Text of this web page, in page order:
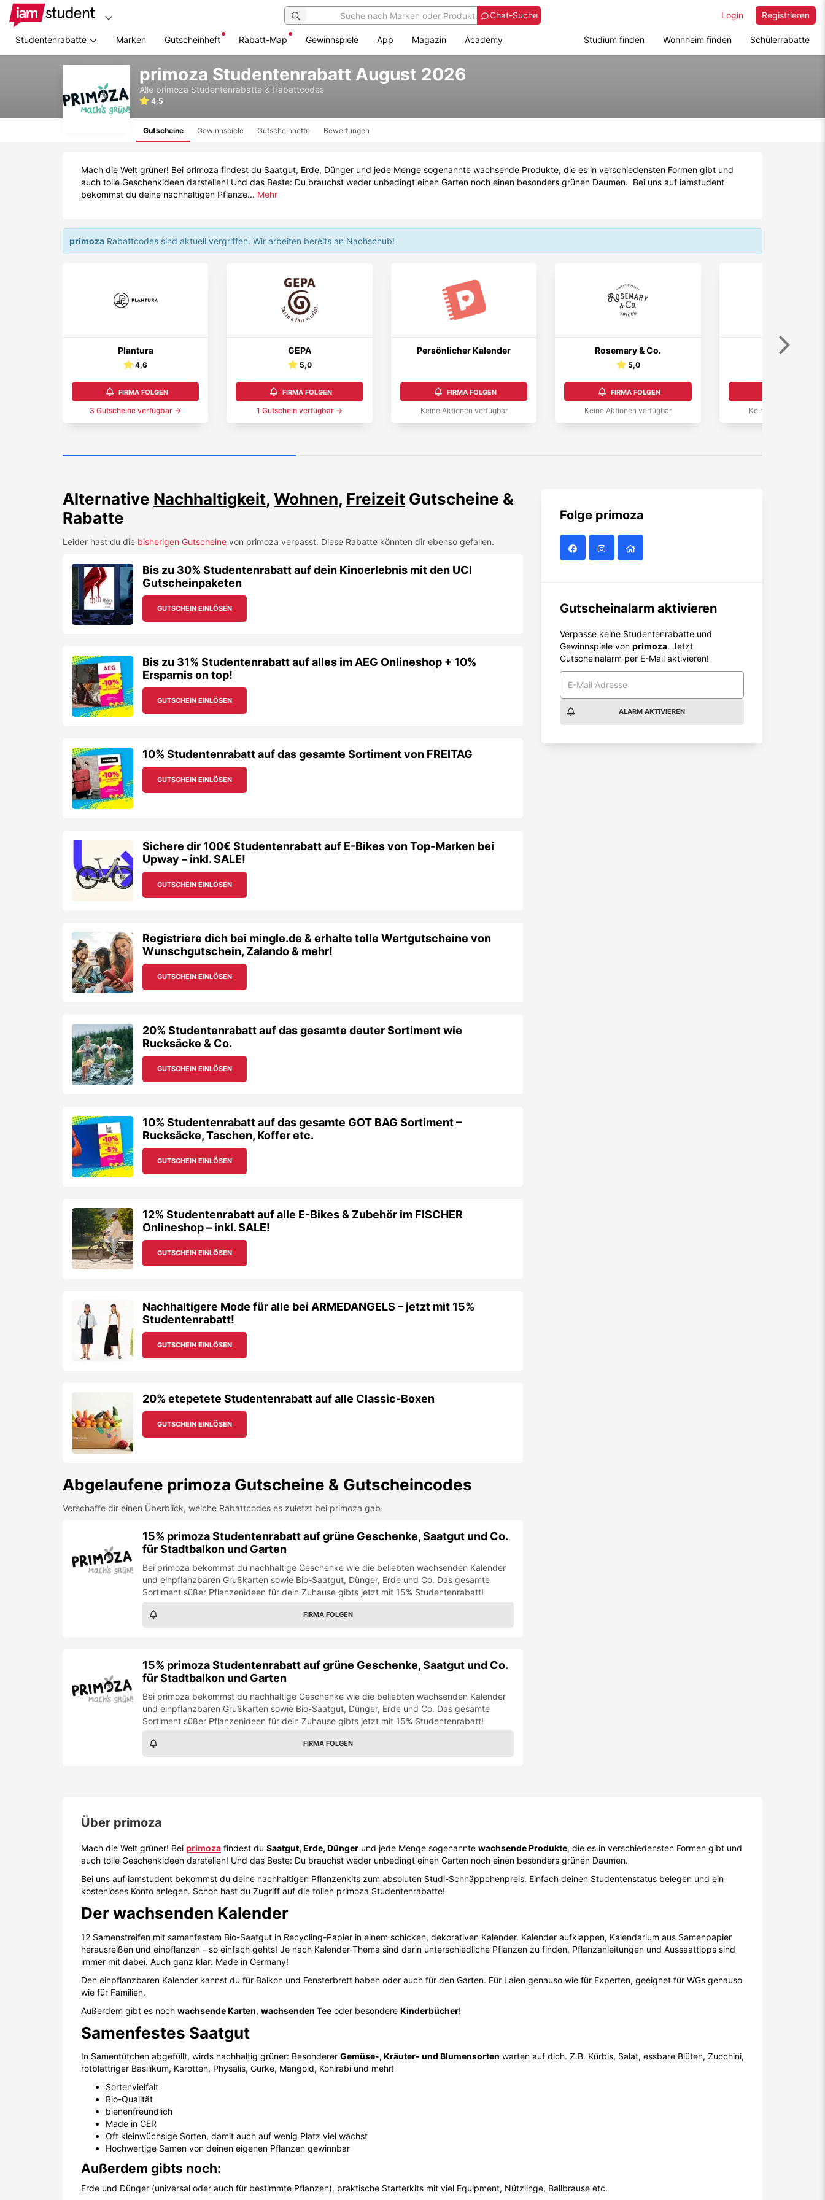
Chat-Suche Registrieren
Login
Studentenrabatte Marken Gutscheinheft Rabatt-Map Gewinnspiele App Magazin Academy Studium finden Wohnheim finden Schülerrabatte
primoza Studentenrabatt August 2026
Alle primoza Studentenrabatte & Rabattcodes
4,5
Gutscheine Gewinnspiele Gutscheinhefte Bewertungen
Mach die Welt grüner! Bei primoza findest du Saatgut, Erde, Dünger und jede Menge sogenannte wachsende Produkte, die es in verschiedensten Formen gibt und
auch tolle Geschenkideen darstellen! Und das Beste: Du brauchst weder unbedingt einen Garten noch einen besonders grünen Daumen. Bei uns auf iamstudent
bekommst du deine nachhaltigen Pflanze... Mehr
primoza Rabattcodes sind aktuell vergriffen. Wir arbeiten bereits an Nachschub!
Plantura
4,6
FIRMA FOLGEN
3Gutscheine verfügbar →
GEPA
5,0
FIRMA FOLGEN
1Gutschein verfügbar →
Persönlicher Kalender
FIRMA FOLGEN
Keine Aktionen verfügbar
Rosemary & Co.
5,0
FIRMA FOLGEN
Keine Aktionen verfügbar
Landgarten
Keine Aktionen
Alternative Nachhaltigkeit, Wohnen, Freizeit Gutscheine &
Rabatte
Leider hast du die bisherigen Gutscheine von primoza verpasst. Diese Rabatte könnten dir ebenso gefallen.
Bis zu 30% Studentenrabatt auf dein Kinoerlebnis mit den UCI
Gutscheinpaketen
GUTSCHEIN EINLÖSEN
Bis zu 31% Studentenrabatt auf alles im AEG Onlineshop + 10%
Ersparnis on top!
GUTSCHEIN EINLÖSEN
10% Studentenrabatt auf das gesamte Sortiment von FREITAG
GUTSCHEIN EINLÖSEN
Sichere dir 100€ Studentenrabatt auf E-Bikes von Top-Marken bei
Upway – inkl. SALE!
GUTSCHEIN EINLÖSEN
Registriere dich bei mingle.de & erhalte tolle Wertgutscheine von
Wunschgutschein, Zalando & mehr!
GUTSCHEIN EINLÖSEN
20% Studentenrabatt auf das gesamte deuter Sortiment wie
Rucksäcke & Co.
GUTSCHEIN EINLÖSEN
10% Studentenrabatt auf das gesamte GOT BAG Sortiment –
Rucksäcke, Taschen, Koffer etc.
GUTSCHEIN EINLÖSEN
12% Studentenrabatt auf alle E-Bikes & Zubehör im FISCHER
Onlineshop – inkl. SALE!
GUTSCHEIN EINLÖSEN
Nachhaltigere Mode für alle bei ARMEDANGELS – jetzt mit 15%
Studentenrabatt!
GUTSCHEIN EINLÖSEN
20% etepetete Studentenrabatt auf alle Classic-Boxen
GUTSCHEIN EINLÖSEN
Abgelaufene primoza Gutscheine & Gutscheincodes
Verschaffe dir einen Überblick, welche Rabattcodes es zuletzt bei primoza gab.
15% primoza Studentenrabatt auf grüne Geschenke, Saatgut und Co.
für Stadtbalkon und Garten
Bei primoza bekommst du nachhaltige Geschenke wie die beliebten wachsenden Kalender
und einpflanzbaren Grußkarten sowie Bio-Saatgut, Dünger, Erde und Co. Das gesamte
Sortiment süßer Pflanzenideen für dein Zuhause gibts jetzt mit 15% Studentenrabatt!
FIRMA FOLGEN
15% primoza Studentenrabatt auf grüne Geschenke, Saatgut und Co.
für Stadtbalkon und Garten
Bei primoza bekommst du nachhaltige Geschenke wie die beliebten wachsenden Kalender
und einpflanzbaren Grußkarten sowie Bio-Saatgut, Dünger, Erde und Co. Das gesamte
Sortiment süßer Pflanzenideen für dein Zuhause gibts jetzt mit 15% Studentenrabatt!
FIRMA FOLGEN
Folge primoza
Gutscheinalarm aktivieren
Verpasse keine Studentenrabatte und
Gewinnspiele von primoza. Jetzt
Gutscheinalarm per E-Mail aktivieren!
ALARM AKTIVIEREN
Über primoza
Mach die Welt grüner! Bei primoza findest du Saatgut, Erde, Dünger und jede Menge sogenannte wachsende Produkte, die es in verschiedensten Formen gibt und
auch tolle Geschenkideen darstellen! Und das Beste: Du brauchst weder unbedingt einen Garten noch einen besonders grünen Daumen.
Bei uns auf iamstudent bekommst du deine nachhaltigen Pflanzenkits zum absoluten Studi-Schnäppchenpreis. Einfach deinen Studentenstatus belegen und ein
kostenloses Konto anlegen. Schon hast du Zugriff auf die tollen primoza Studentenrabatte!
Derwachsenden Kalender
12 Samenstreifen mit samenfestem Bio-Saatgut in Recycling-Papier in einem schicken, dekorativen Kalender. Kalender aufklappen, Kalendarium aus Samenpapier
herausreißen und einpflanzen - so einfach gehts! Je nach Kalender-Thema sind darin unterschiedliche Pflanzen zu finden, Pflanzanleitungen und Aussaattipps sind
immer mit dabei. Auch ganz klar: Made in Germany!
Den einpflanzbaren Kalender kannst du für Balkon und Fensterbrett haben oder auch für den Garten. Für Laien genauso wie für Experten, geeignet für WGs genauso
wie für Familien.
Außerdem gibt es noch wachsende Karten, wachsenden Tee oder besondere Kinderbücher!
Samenfestes Saatgut
In Samentütchen abgefüllt, wirds nachhaltig grüner: Besonderer Gemüse-, Kräuter- und Blumensorten warten auf dich. Z.B. Kürbis, Salat, essbare Blüten, Zucchini,
rotblättriger Basilikum, Karotten, Physalis, Gurke, Mangold, Kohlrabi und mehr!
Sortenvielfalt
Bio-Qualität
bienenfreundlich
Made in GER
Oft kleinwüchsige Sorten, damit auch auf wenig Platz viel wächst
Hochwertige Samen von deinen eigenen Pflanzen gewinnbar
Außerdem gibts noch:
Erde und Dünger (universal oder auch für bestimmte Pflanzen), praktische Starterkits mit viel Equipment, Nützlinge, Ballbrause etc.